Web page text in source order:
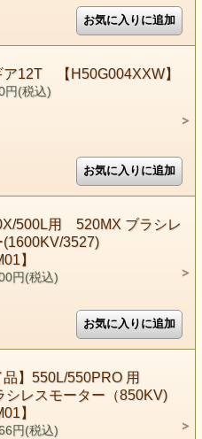
ア12T 【H50G004XXW】
円(税込)
500L用 520MX ブラシレ
(1600KV/3527)
】
円(税込)
品】550L/550PRO 用
シレスモーター（850KV)
】
円(税込)